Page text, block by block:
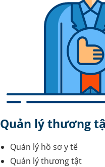
Quản lý thương
Quản lý hồ sơ y tế
Quản lý thương tật